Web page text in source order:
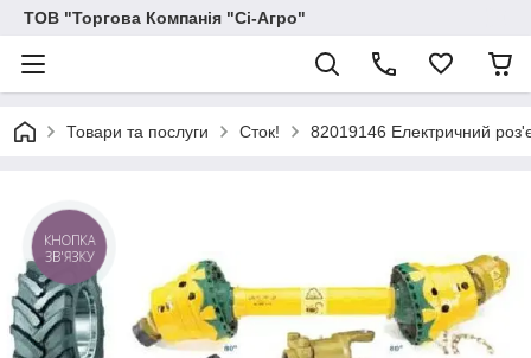
ТОВ "Торгова Компанія "Сі-Агро"
Товари та послуги Сток! 82019146 Електричний
КНОПКА
ЗВ'ЯЗКУ